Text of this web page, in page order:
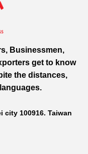
Businessmen,
get to know
the distances,
city 100916. Taiwan